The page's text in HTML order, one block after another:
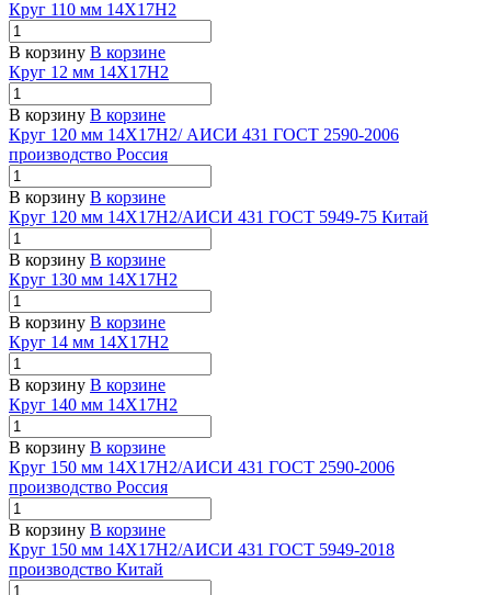
Круг 110 мм 14Х17Н2
В корзину В корзине
Круг 12 мм 14Х17Н2
В корзину В корзине
Круг 120 мм 14Х17Н2/ АИСИ 431 ГОСТ 2590-2006
производство Россия
В корзину В корзине
Круг 120 мм 14Х17Н2/АИСИ 431 ГОСТ 5949-75 Китай
В корзину В корзине
Круг 130 мм 14Х17Н2
В корзину В корзине
Круг 14 мм 14Х17Н2
В корзину В корзине
Круг 140 мм 14Х17Н2
В корзину В корзине
Круг 150 мм 14Х17Н2/АИСИ 431 ГОСТ 2590-2006
производство Россия
В корзину В корзине
Круг 150 мм 14Х17Н2/АИСИ 431 ГОСТ 5949-2018
производство Китай